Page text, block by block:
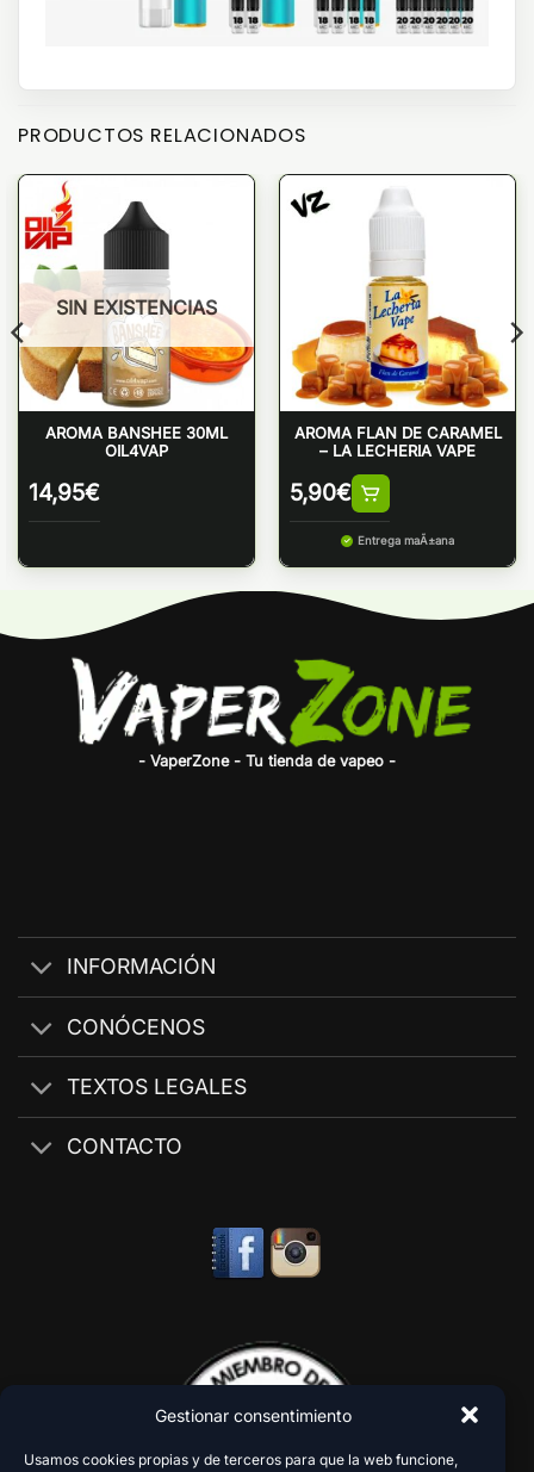
Gestionar consentimiento
Usamos cookies propias y de terceros para que la web funcione,
PRODUCTOS RELACIONADOS
SIN EXISTENCIAS
AROMA BANSHEE 30ML
OIL4VAP
14,95€
AROMA FLAN DE CARAMEL
– LA LECHERIA VAPE
5,90€
Entrega maÃ±ana
- VaperZone - Tu tienda de vapeo -
INFORMACIÓN
CONÓCENOS
TEXTOS LEGALES
CONTACTO